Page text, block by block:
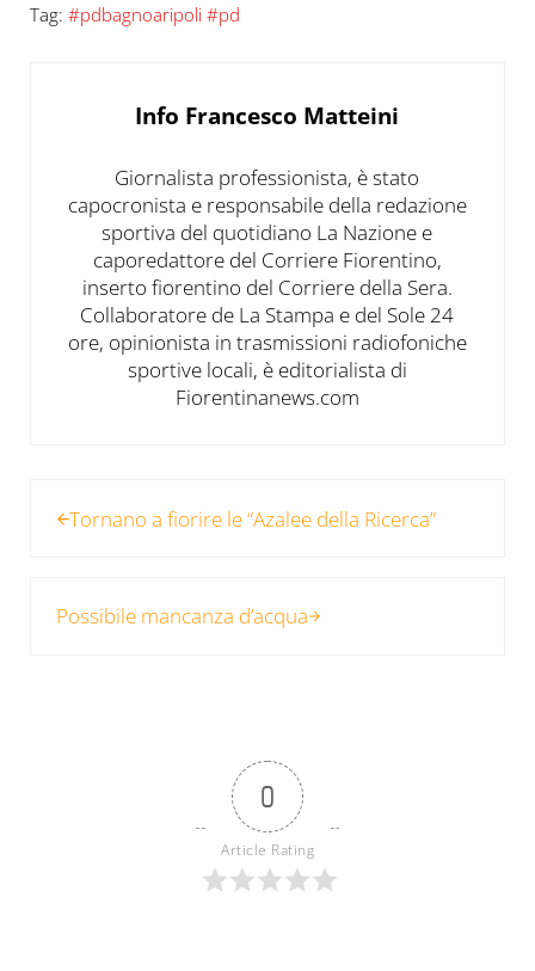
Tag: #pdbagnoaripoli #pd
Info Francesco Matteini
Giornalista professionista, è stato
capocronista e responsabile della redazione
sportiva del quotidiano La Nazione e
caporedattore del Corriere Fiorentino,
inserto fiorentino del Corriere della Sera.
Collaboratore de La Stampa e del Sole 24
ore, opinionista in trasmissioni radiofoniche
sportive locali, è editorialista di
Fiorentinanews.com
Tornano a fiorire le “Azalee della Ricerca”
Possibile mancanza d’acqua
0
Article Rating